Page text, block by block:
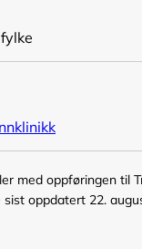
fylke
med oppføringen til
oppdatert 22.